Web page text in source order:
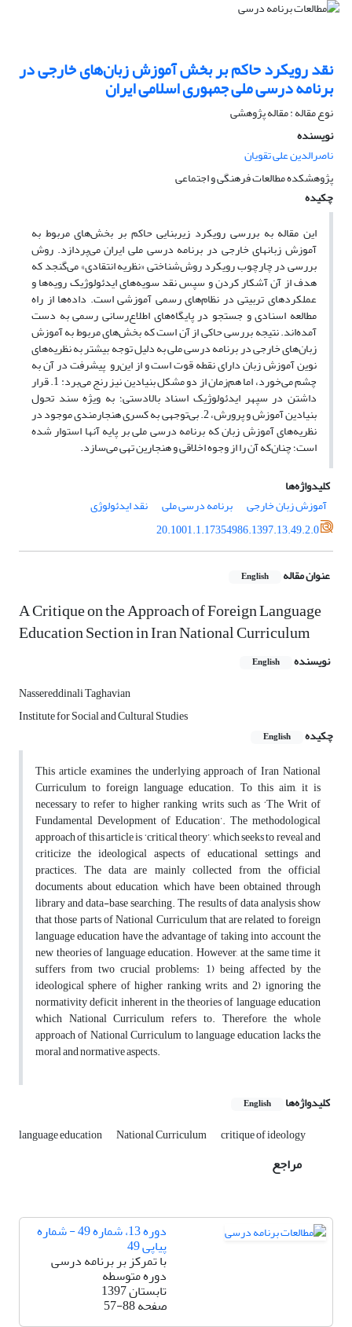
نقد رویکرد حاکم بر بخش آموزش زبان‌های خارجی در
برنامه‌ درسی ملی جمهوری اسلامی ایران
نوع مقاله : مقاله پژوهشی
نویسنده
ناصرالدین علی تقویان
پژوهشکده مطالعات فرهنگی و اجتماعی
چکیده
این مقاله به بررسی رویکرد زیربنایی حاکم بر بخش‌های مربوط به
آموزش زبان‎های خارجی در برنامه درسی ملی ایران می‌پردازد. روش
بررسی در چارچوب رویکرد روش‌شناختی «نظریه انتقادی» می‌گنجد که
هدف از آن آشکار کردن و سپس نقد سویه‌های ایدئولوژیک رویه‌ها و
عملکردهای تربیتی در نظام‌های رسمی آموزشی است. داده‌ها از راه
مطالعه‌ اسنادی و جستجو در پایگاه‌های اطلاع‌رسانی رسمی به دست
آمده‌اند. نتیجه‌ بررسی حاکی از آن است که بخش‌های مربوط به آموزش
زبان‌های خارجی در برنامه درسی ملی به دلیل توجه بیشتر به نظریه‌های
نوین آموزش زبان دارای نقطه قوت است و از این‌رو پیشرفت در آن به
چشم می‌خورد، اما هم‌زمان از دو مشکل بنیادین نیز رنج می‌برد: 1. قرار
داشتن در سپهر ایدئولوژیک اسناد بالادستی؛ به ویژه سند تحول
بنیادین آموزش و پرورش، 2. بی‌توجهی به کسری هنجارمندی موجود در
نظریه‌های آموزش زبان که برنامه درسی ملی بر پایه آنها استوار شده
است؛ چنان‌که آن را از وجوه اخلاقی و هنجارین تهی می‌سازد.
کلیدواژه‌ها
آموزش زبان خارجی
برنامه درسی ملی
نقد ایدئولوژی
20.1001.1.17354986.1397.13.49.2.0
عنوان مقاله English
A Critique on the Approach of Foreign Language
Education Section in Iran National Curriculum
نویسنده English
Nassereddinali Taghavian
Institute for Social and Cultural Studies
چکیده
English
This article examines the underlying approach of Iran National
Curriculum to foreign language education. To this aim, it is
necessary to refer to higher ranking writs such as ‘The Writ of
Fundamental Development of Education’. The methodological
approach of this article is ‘critical theory’, which seeks to reveal and
criticize the ideological aspects of educational settings and
practices. The data are mainly collected from the official
documents about education, which have been obtained through
library and data-base searching. The results of data analysis show
that those parts of National Curriculum that are related to foreign
language education have the advantage of taking into account the
new theories of language education. However, at the same time it
suffers from two crucial problems: 1) being affected by the
ideological sphere of higher ranking writs, and 2) ignoring the
normativity deficit inherent in the theories of language education
which National Curriculum refers to. Therefore, the whole
approach of National Curriculum to language education lacks the
moral and normative aspects.
کلیدواژه‌ها English
language education National Curriculum critique of ideology
مراجع
دوره 13، شماره 49 - شماره
پیاپی 49
با تمرکز بر برنامه درسی
دوره متوسطه
تابستان 1397
صفحه57-88